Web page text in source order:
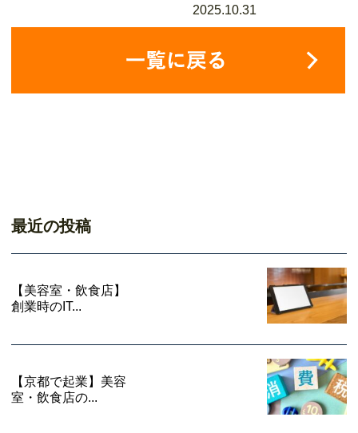
2025.10.31
最近の投稿
【美容室・飲食店】
創業時のIT...
【京都で起業】美容
室・飲食店の...